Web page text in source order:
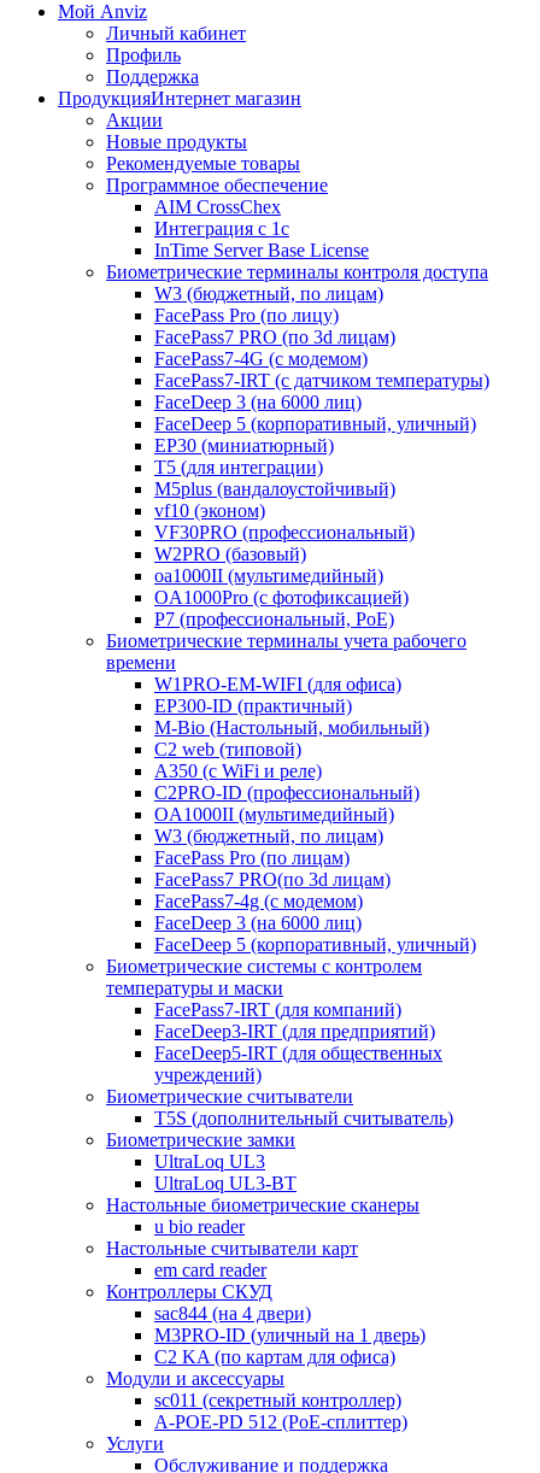
Мой Anviz
Личный кабинет
Профиль
Поддержка
ПродукцияИнтернет магазин
Акции
Новые продукты
Рекомендуемые товары
Программное обеспечение
AIM CrossChex
Интеграция с 1с
InTime Server Base License
Биометрические терминалы контроля доступа
W3 (бюджетный, по лицам)
FacePass Pro (по лицу)
FacePass7 PRO (по 3d лицам)
FacePass7-4G (с модемом)
FacePass7-IRT (с датчиком температуры)
FaceDeep 3 (на 6000 лиц)
FaceDeep 5 (корпоративный, уличный)
EP30 (миниатюрный)
T5 (для интеграции)
M5plus (вандалоустойчивый)
vf10 (эконом)
VF30PRO (профессиональный)
W2PRO (базовый)
oa1000II (мультимедийный)
OA1000Pro (с фотофиксацией)
P7 (профессиональный, PoE)
Биометрические терминалы учета рабочего
времени
W1PRO-EM-WIFI (для офиса)
EP300-ID (практичный)
M-Bio (Настольный, мобильный)
С2 web (типовой)
A350 (с WiFi и реле)
C2PRO-ID (профессиональный)
OA1000II (мультимедийный)
W3 (бюджетный, по лицам)
FacePass Pro (по лицам)
FacePass7 PRO(по 3d лицам)
FacePass7-4g (с модемом)
FaceDeep 3 (на 6000 лиц)
FaceDeep 5 (корпоративный, уличный)
Биометрические системы с контролем
температуры и маски
FacePass7-IRT (для компаний)
FaceDeep3-IRT (для предприятий)
FaceDeep5-IRT (для общественных
учреждений)
Биометрические считыватели
T5S (дополнительный считыватель)
Биометрические замки
UltraLoq UL3
UltraLoq UL3-BT
Настольные биометрические сканеры
u bio reader
Настольные считыватели карт
em card reader
Контроллеры СКУД
sac844 (на 4 двери)
M3PRO-ID (уличный на 1 дверь)
C2 KA (по картам для офиса)
Модули и аксессуары
sc011 (секретный контроллер)
A-POE-PD 512 (PoE-сплиттер)
Услуги
Обслуживание и поддержка